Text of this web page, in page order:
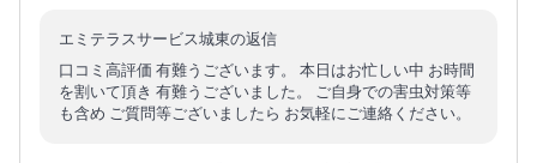
エミテラスサービス城東の返信
口コミ高評価 有難うございます。 本日はお忙しい中 お時間
を割いて頂き 有難うございました。 ご自身での害虫対策等
も含め ご質問等ございましたら お気軽にご連絡ください。